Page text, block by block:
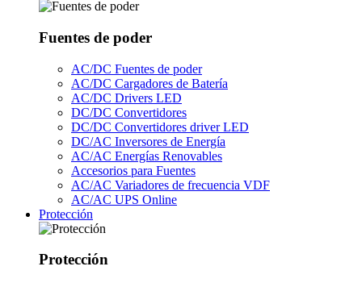
Fuentes de poder
AC/DC Fuentes de poder
AC/DC Cargadores de Batería
AC/DC Drivers LED
DC/DC Convertidores
DC/DC Convertidores driver LED
DC/AC Inversores de Energía
AC/AC Energías Renovables
Accesorios para Fuentes
AC/AC Variadores de frecuencia VDF
AC/AC UPS Online
Protección
Protección